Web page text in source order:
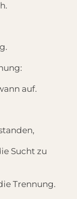
auf.
Sucht zu
Trennung.